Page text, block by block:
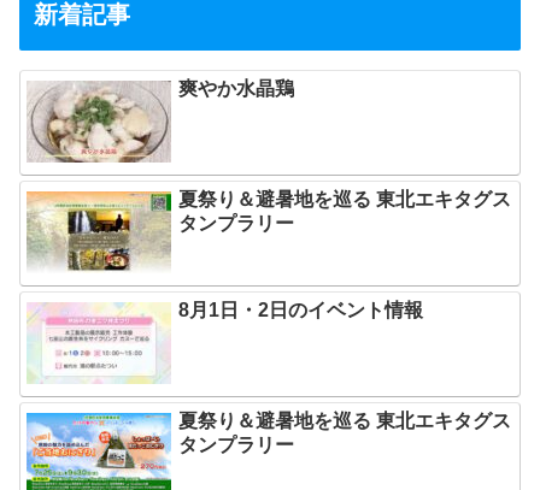
新着記事
爽やか水晶鶏
夏祭り＆避暑地を巡る 東北エキタグス
タンプラリー
8月1日・2日のイベント情報
夏祭り＆避暑地を巡る 東北エキタグス
タンプラリー